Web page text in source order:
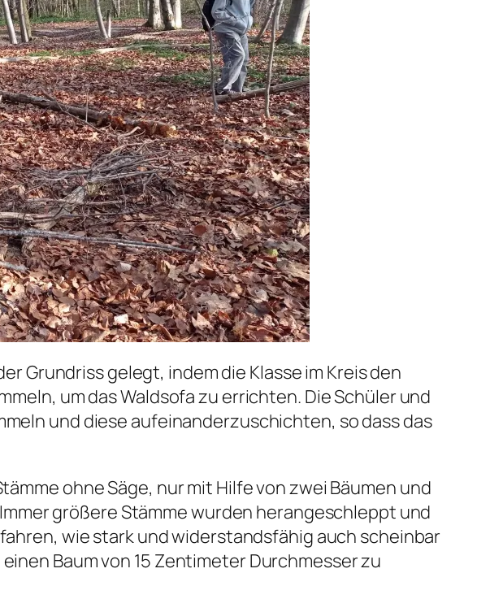
Grundriss gelegt, indem die Klasse im Kreis den
um das Waldsofa zu errichten. Die Schüler und
und diese aufeinanderzuschichten, so dass das
ohne Säge, nur mit Hilfe von zwei Bäumen und
größere Stämme wurden herangeschleppt und
wie stark und widerstandsfähig auch scheinbar
Baum von 15 Zentimeter Durchmesser zu